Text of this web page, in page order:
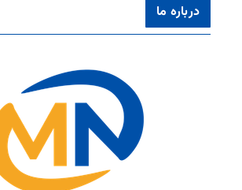
درباره ما